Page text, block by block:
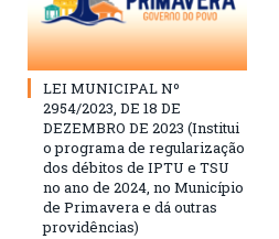
LEI MUNICIPAL Nº
2954/2023, DE 18 DE
DEZEMBRO DE 2023 (Institui
o programa de regularização
dos débitos de IPTU e TSU
no ano de 2024, no Município
de Primavera e dá outras
providências)